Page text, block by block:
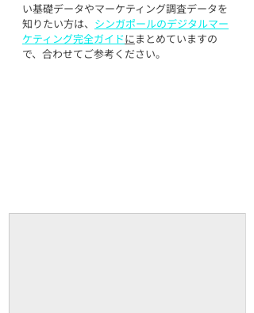
い基礎データやマーケティング調査データを
知りたい方は、 シンガポールのデジタルマー
ケティング完全ガイドにまとめていますの
で、合わせてご参考ください。